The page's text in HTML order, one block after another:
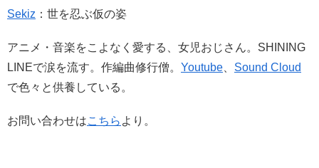
Sekiz ：世を忍ぶ仮の姿
アニメ・音楽をこよなく愛する、女児おじさん。SHINING
LINEで涙を流す。作編曲修行僧。 Youtube
Sound Cloud
で色々と供養している。
お問い合わせはこちら より。